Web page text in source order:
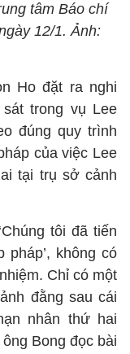
tâm Báo chí
12/1. Ảnh:
Ho đặt ra nghi
trong vụ Lee
đúng quy trình
của việc Lee
tại trụ sở cảnh
tôi đã tiến
không có
Chỉ có một
đằng sau cái
nhân thứ hai
Bong đọc bài